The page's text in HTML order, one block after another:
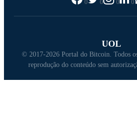
0 0 0 0
UOL
© 2017-2026 Portal do Bitcoin. Todos
reprodução do conteúdo sem